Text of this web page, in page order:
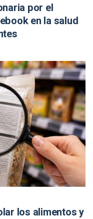
por el
en la salud
los alimentos y